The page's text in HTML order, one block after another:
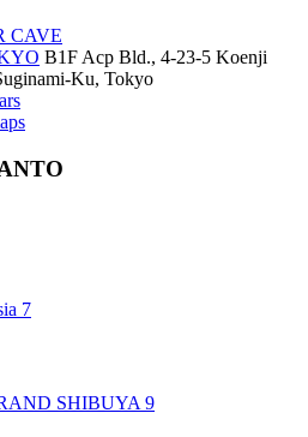
CAVE
B1F Acp Bld., 4-23-5 Koenji
Ku, Tokyo
7
SHIBUYA 9